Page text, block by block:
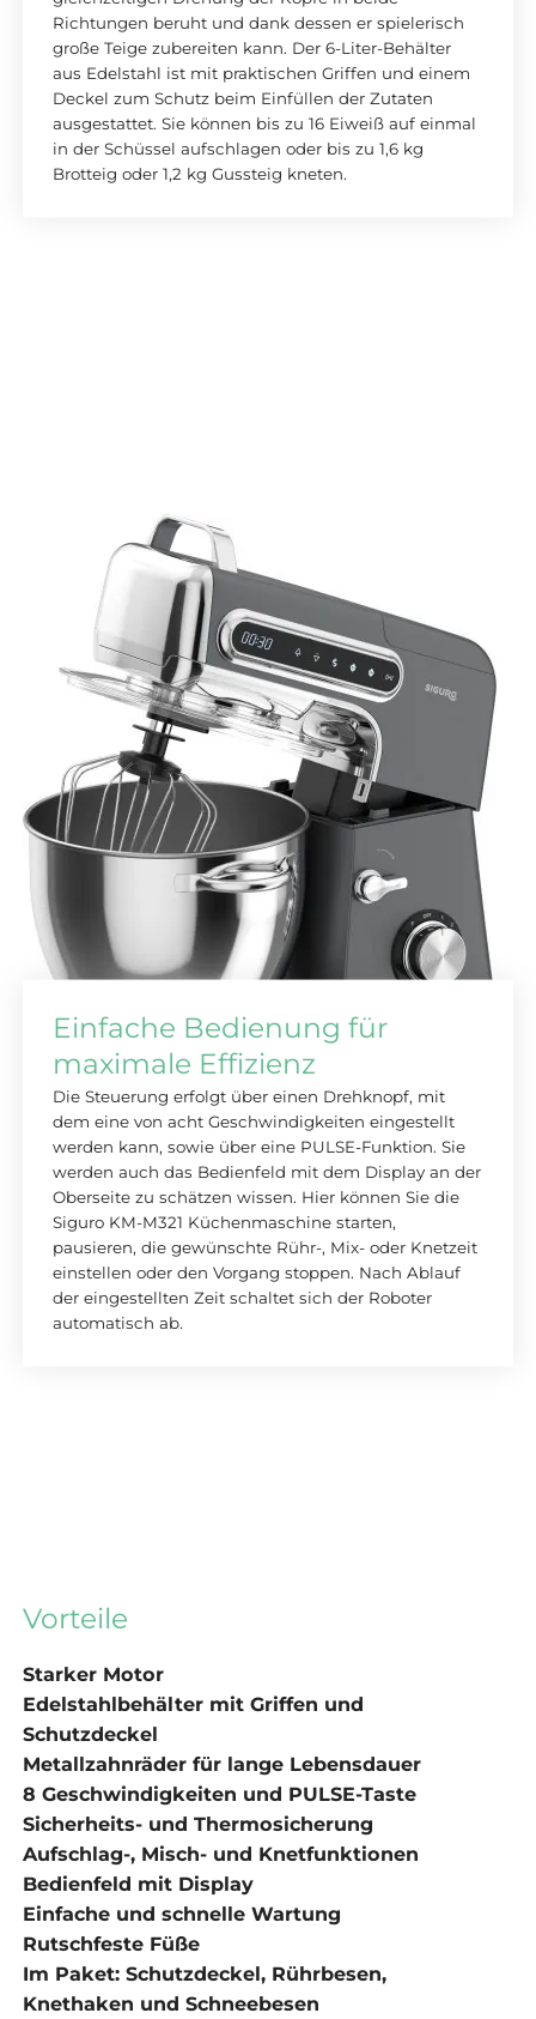
Richtungen beruht und dank dessen er spielerisch
große Teige zubereiten kann. Der 6-Liter-Behälter
aus Edelstahl ist mit praktischen Griffen und einem
Deckel zum Schutz beim Einfüllen der Zutaten
ausgestattet. Sie können bis zu 16 Eiweiß auf einmal
in der Schüssel aufschlagen oder bis zu 1,6 kg
Brotteig oder 1,2 kg Gussteig kneten.
Einfache Bedienung für
maximale Effizienz
Die Steuerung erfolgt über einen Drehknopf, mit
dem eine von acht Geschwindigkeiten eingestellt
werden kann, sowie über eine PULSE-Funktion. Sie
werden auch das Bedienfeld mit dem Display an der
Oberseite zu schätzen wissen. Hier können Sie die
Siguro KM-M321 Küchenmaschine starten,
pausieren, die gewünschte Rühr-, Mix- oder Knetzeit
einstellen oder den Vorgang stoppen. Nach Ablauf
der eingestellten Zeit schaltet sich der Roboter
automatisch ab.
Vorteile
Starker Motor
Edelstahlbehälter mit Griffen und
Schutzdeckel
Metallzahnräder für lange Lebensdauer
8 Geschwindigkeiten und PULSE-Taste
Sicherheits- und Thermosicherung
Aufschlag-, Misch- und Knetfunktionen
Bedienfeld mit Display
Einfache und schnelle Wartung
Rutschfeste Füße
Im Paket: Schutzdeckel, Rührbesen,
Knethaken und Schneebesen